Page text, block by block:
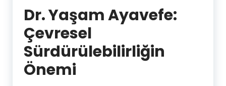
Dr. Yaşam Ayavefe:
Çevresel
Sürdürülebilirliğin
Önemi